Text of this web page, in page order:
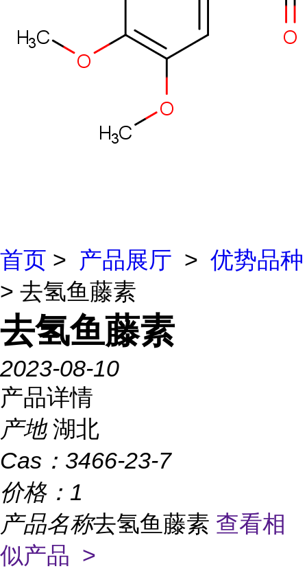
首页 > 产品展厅 > 优势品种
> 去氢鱼藤素
去氢鱼藤素
2023-08-10
产品详情
产地 湖北
Cas： 3466-23-7
价格： 1
产品名称去氢鱼藤素 查看相
似产品 >